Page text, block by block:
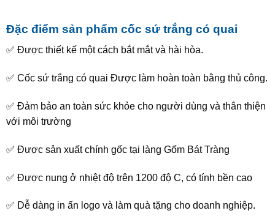
Đặc điểm sản phẩm cốc sứ trắng có quai
✅ Được thiết kế một cách bắt mắt và hài hòa.
✅ Cốc sứ trắng có quai Được làm hoàn toàn bằng thủ công.
✅ Đảm bảo an toàn sức khỏe cho người dùng và thân thiện
với môi trường
✅ Được sản xuất chính gốc tại làng Gốm Bát Tràng
✅ Được nung ở nhiệt độ trên 1200 độ C, có tính bền cao
✅ Dễ dàng in ấn logo và làm quà tặng cho doanh nghiệp.